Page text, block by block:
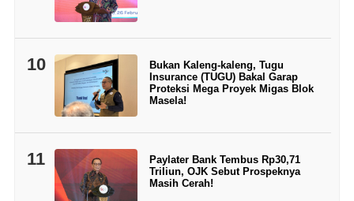
10
Bukan Kaleng-kaleng, Tugu
Insurance (TUGU) Bakal Garap
Proteksi Mega Proyek Migas Blok
Masela!
11
Paylater Bank Tembus Rp30,71
Triliun, OJK Sebut Prospeknya
Masih Cerah!